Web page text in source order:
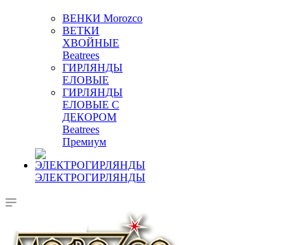
ВЕНКИ Morozco
ВЕТКИ
ХВОЙНЫЕ
Beatrees
ГИРЛЯНДЫ
ЕЛОВЫЕ
ГИРЛЯНДЫ
ЕЛОВЫЕ С
ДЕКОРОМ
Beatrees
Премиум
ЭЛЕКТРОГИРЛЯНДЫ